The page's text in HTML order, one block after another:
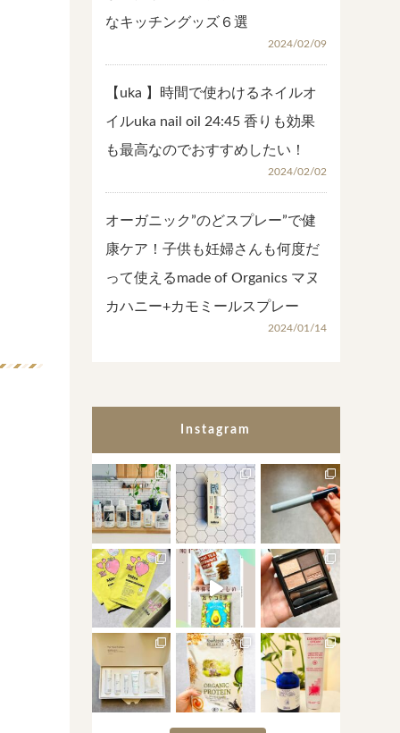
なキッチングッズ６選
2024/02/09
【uka 】時間で使わけるネイルオ
イルuka nail oil 24:45 香りも効果
も最高なのでおすすめしたい！
2024/02/02
オーガニック”のどスプレー”で健
康ケア！子供も妊婦さんも何度だ
って使えるmade of Organics マヌ
カハニー+カモミールスプレー
2024/01/14
Instagram